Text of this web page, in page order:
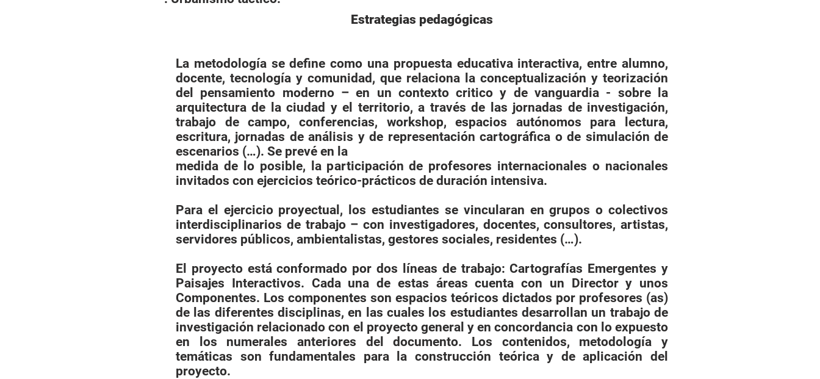
Estrategias pedagógicas
La metodología se define como una propuesta educativa interactiva, entre alumno,
docente, tecnología y comunidad, que relaciona la conceptualización y teorización
del pensamiento moderno – en un contexto critico y de vanguardia - sobre la
arquitectura de la ciudad y el territorio, a través de las jornadas de investigación,
trabajo de campo, conferencias, workshop, espacios autónomos para lectura,
escritura, jornadas de análisis y de representación cartográfica o de simulación de
escenarios (…). Se prevé en la
medida de lo posible, la participación de profesores internacionales o nacionales
invitados con ejercicios teórico-prácticos de duración intensiva.
Para el ejercicio proyectual, los estudiantes se vincularan en grupos o colectivos
interdisciplinarios de trabajo – con investigadores, docentes, consultores, artistas,
servidores públicos, ambientalistas, gestores sociales, residentes (…).
El proyecto está conformado por dos líneas de trabajo: Cartografías Emergentes y
Paisajes Interactivos. Cada una de estas áreas cuenta con un Director y unos
Componentes. Los componentes son espacios teóricos dictados por profesores (as)
de las diferentes disciplinas, en las cuales los estudiantes desarrollan un trabajo de
investigación relacionado con el proyecto general y en concordancia con lo expuesto
en los numerales anteriores del documento. Los contenidos, metodología y
temáticas son fundamentales para la construcción teórica y de aplicación del
proyecto.